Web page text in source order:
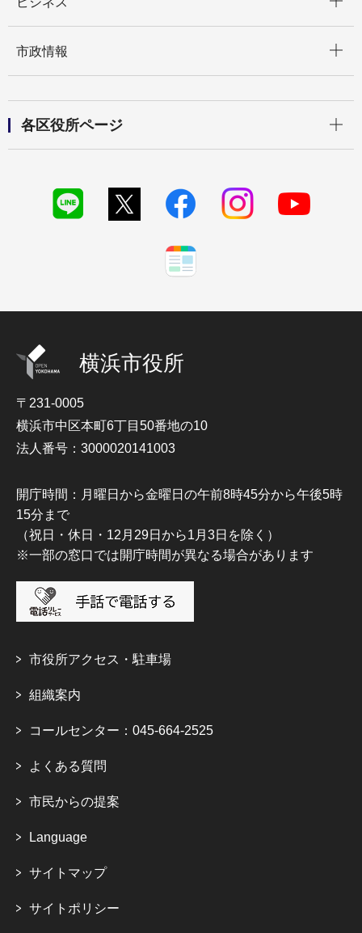
市政情報
各区役所ページ
横浜市役所
〒231-0005
横浜市中区本町6丁目50番地の10
法人番号：3000020141003
開庁時間：月曜日から金曜日の午前8時45分から午後5時
15分まで
（祝日・休日・12月29日から1月3日を除く）
※一部の窓口では開庁時間が異なる場合があります
市役所アクセス・駐車場
組織案内
コールセンター：045-664-2525
よくある質問
市民からの提案
Language
サイトマップ
サイトポリシー